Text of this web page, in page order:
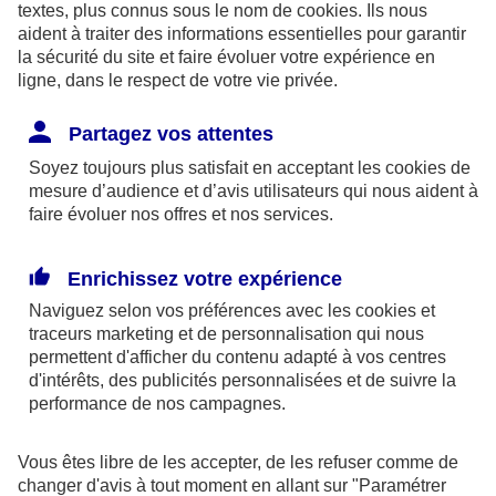
sont de 1,875 % du bénéfice imposable limité à 8
fois le PASS ou si plus favorable, 2,5 % du PASS.
Madelin,
(sauf quelques cas exceptionnels) et la sortie se fait
obligatoirementen rente(sauf exceptions).
En outre, à la retraite, la rente perçue chaque
année, sera imposable dans la catégorie des
pensions. Elle supporte également des
prélèvements sociaux aux taux en vigueur au jour
textes, plus connus sous le nom de cookies. Ils nous
aident à traiter des informations essentielles pour garantir
la sécurité du site et faire évoluer votre expérience en
ligne, dans le respect de votre vie privée.
Partagez vos attentes
Soyez toujours plus satisfait en acceptant les cookies de
mesure d’audience et d’avis utilisateurs qui nous aident à
faire évoluer nos offres et nos services.
Enrichissez votre expérience
Naviguez selon vos préférences avec les cookies et
traceurs marketing et de personnalisation qui nous
permettent d'afficher du contenu adapté à vos centres
d'intérêts, des publicités personnalisées et de suivre la
performance de nos campagnes.
Vous êtes libre de les accepter, de les refuser comme de
changer d'avis à tout moment en allant sur "Paramétrer